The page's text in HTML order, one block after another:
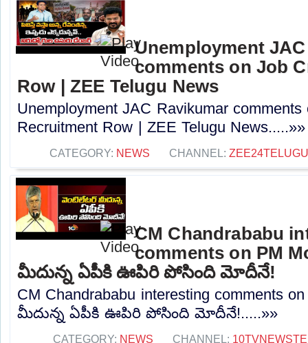
Unemployment
comments on Job
Row | ZEE Telugu News
Unemployment JAC Ravikumar
Recruitment Row | ZEE Telugu News.....»»
CATEGORY: NEWS CHANNEL:
CM Chandrababu
comments on PM
మీదున్న ఏపీకి ఊపిరి పోసింది మోదీనే!
CM Chandrababu interesting comments
మీదున్న ఏపీకి ఊపిరి పోసింది మోదీనే!.....»»
CATEGORY: NEWS CHANNEL: